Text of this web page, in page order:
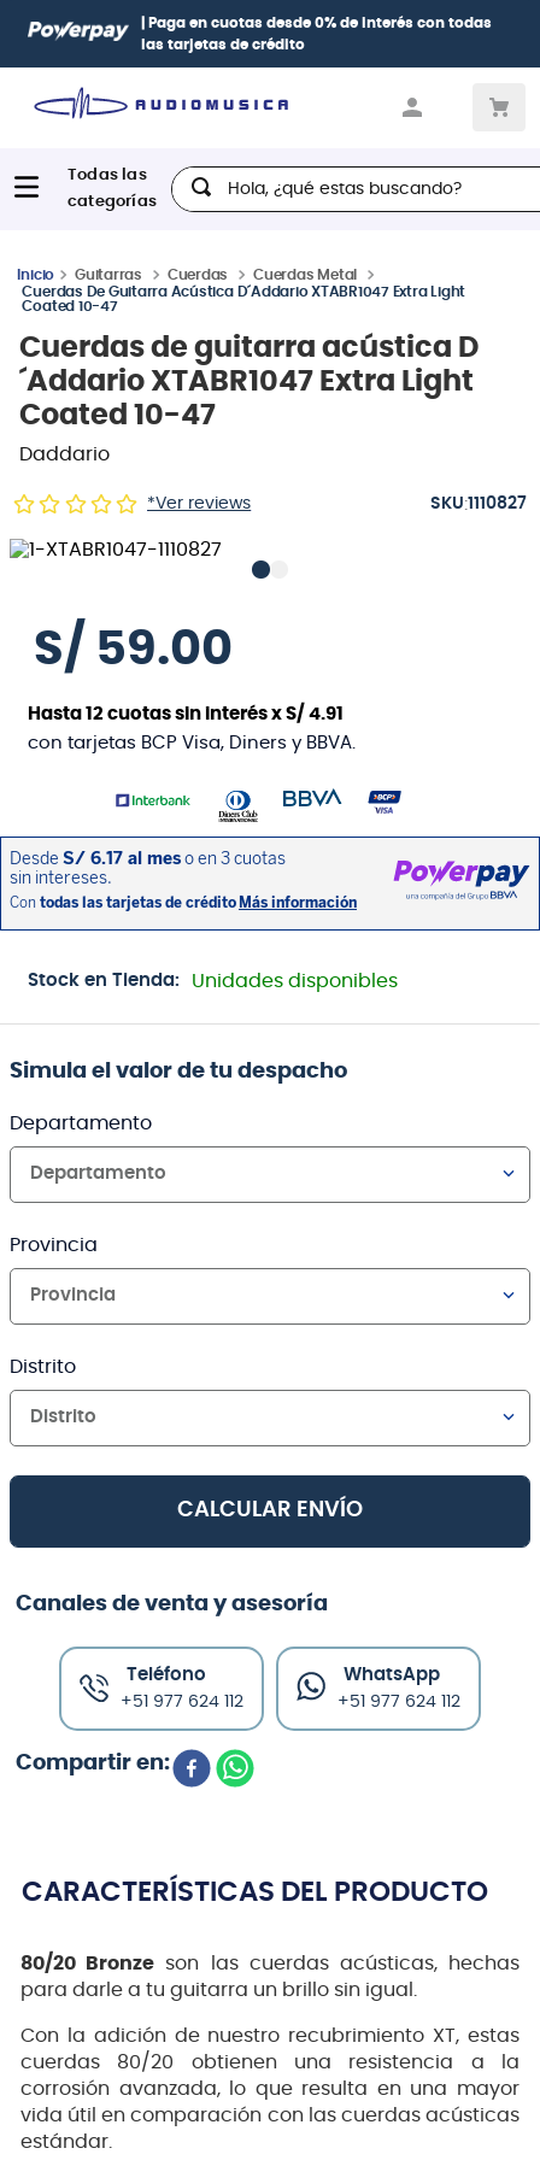
| Paga en cuotas desde 0% de interés con todas
las tarjetas de crédito
Hola, ¿qué estas buscando?
Guitarras Cuerdas
Cuerdas Metal
Cuerdas De Guitarra Acústica D´Addario XTABR1047 Extra Light
Coated 10-47
Cuerdas de guitarra acústica D
´Addario XTABR1047 Extra Light
Coated 10-47
Daddario
*Ver reviews :1110827
S/ 59.00
Hasta12 cuotas sin interés xS/ 4.91
con tarjetas BCP Visa, Diners y BBVA.
Stock en Tienda: Unidades disponibles
Simula el valor de tu despacho
Departamento
Departamento
Provincia
Provincia
Distrito
Distrito
CALCULAR ENVÍO
Canales de venta y asesoría
Teléfono
+51 977 624 112
WhatsApp
+51 977 624 112
CARACTERÍSTICAS DEL PRODUCTO
80/20 Bronze son las cuerdas acústicas, hechas
para darle a tu guitarra un brillo sin igual.
Con la adición de nuestro recubrimiento XT, estas
cuerdas 80/20 obtienen una resistencia a la
corrosión avanzada, lo que resulta en una mayor
vida útil en comparación con las cuerdas acústicas
estándar.